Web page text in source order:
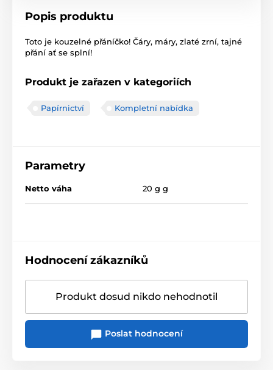
Popis produktu
Toto je kouzelné přáníčko! Čáry, máry, zlaté zrní, tajné
přání ať se splní!
Produkt je zařazen v kategoriích
Papírnictví Kompletní nabídka
Parametry
Netto váha 20 g g
Hodnocení zákazníků
Produkt dosud nikdo nehodnotil
Poslat hodnocení